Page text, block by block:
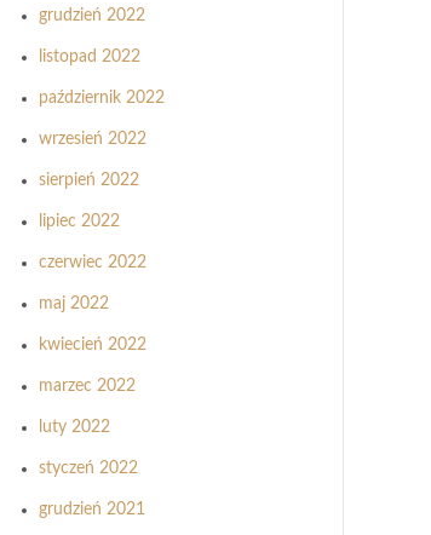
grudzień 2022
listopad 2022
październik 2022
wrzesień 2022
sierpień 2022
lipiec 2022
czerwiec 2022
maj 2022
kwiecień 2022
marzec 2022
luty 2022
styczeń 2022
grudzień 2021